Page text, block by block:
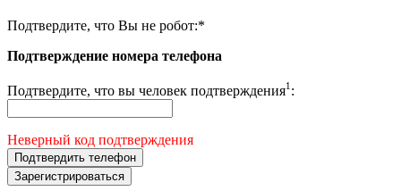
Подтвердите, что Вы не робот:*
Подтверждение номера телефона
Подтвердите, что вы человек подтверждения1 :
Неверный код подтверждения
Подтвердить телефон
Зарегистрироваться